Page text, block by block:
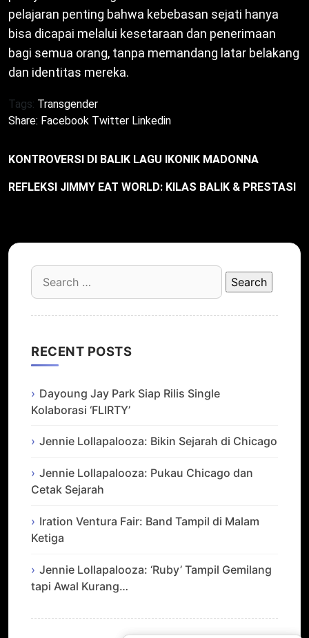
pelajaran penting bahwa kebebasan sejati hanya
bisa dicapai melalui kesetaraan dan penerimaan
bagi semua orang, tanpa memandang latar belakang
dan identitas mereka.
Tags: Transgender
Share: Facebook Twitter Linkedin
KONTROVERSI DI BALIK LAGU IKONIK MADONNA
REFLEKSI JIMMY EAT WORLD: KILAS BALIK & PRESTASI
Search
for:
RECENT POSTS
Dayoung Jay Park Siap Rilis Single
Kolaborasi ‘FLIRTY’
Jennie Lollapalooza: Bikin Sejarah di Chicago
Jennie Lollapalooza: Pukau Chicago dan
Cetak Sejarah
Iration Ventura Fair: Band Tampil di Malam
Ketiga
Jennie Lollapalooza: ‘Ruby’ Tampil Gemilang
tapi Awal Kurang…